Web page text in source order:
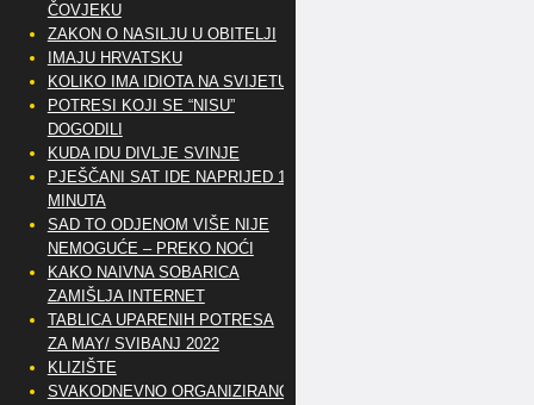
ČOVJEKU
ZAKON O NASILJU U OBITELJI
IMAJU HRVATSKU
KOLIKO IMA IDIOTA NA SVIJETU?
POTRESI KOJI SE “NISU”
DOGODILI
KUDA IDU DIVLJE SVINJE
PJEŠČANI SAT IDE NAPRIJED 10
MINUTA
SAD TO ODJENOM VIŠE NIJE
NEMOGUĆE – PREKO NOĆI
KAKO NAIVNA SOBARICA
ZAMIŠLJA INTERNET
TABLICA UPARENIH POTRESA
ZA MAY/ SVIBANJ 2022
KLIZIŠTE
SVAKODNEVNO ORGANIZIRANO